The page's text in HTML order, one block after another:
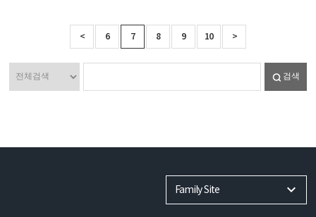
< 6 7 8 9 10 >
검색
Family Site